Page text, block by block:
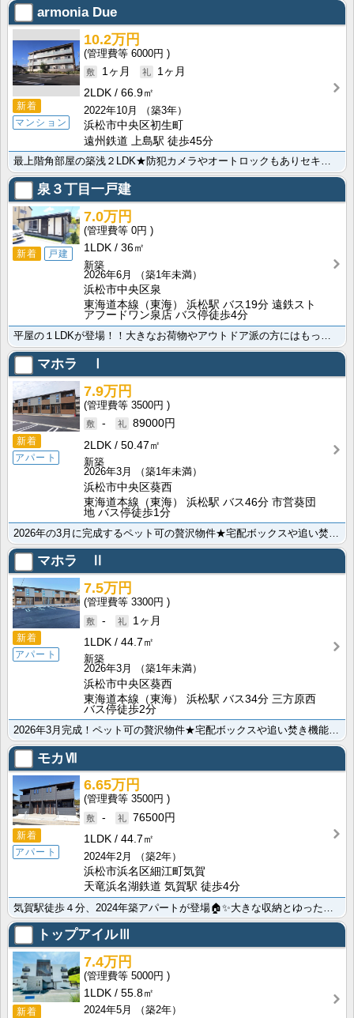
armonia Due
新着
マンション
10.2万円
6000円
1ヶ月
1ヶ月
2LDK
66.9㎡
2022年10月
（築3年）
浜松市中央区初生町
遠州鉄道 上島駅 徒歩45分
最上階角部屋の築浅２LDK★防犯カメラやオートロックもありセキュリティ面も安心。設備充実キレイなお部･･･
泉３丁目一戸建
新着 戸建
7.0万円
0円
1LDK
36㎡
新築
2026年6月
（築1年未満）
浜松市中央区泉
東海道本線（東海） 浜松駅 バス19分 遠鉄スト
アフードワン泉店 バス停徒歩4分
平屋の１LDKが登場！！大きなお荷物やアウトドア派の方にはもってこいのサイズ感と間取り🎵独立した戸･･･
マホラ Ⅰ
新着
アパート
7.9万円
3500円
-
89000円
2LDK
50.47㎡
新築
2026年3月
（築1年未満）
浜松市中央区葵西
東海道本線（東海） 浜松駅 バス46分 市営葵団
地 バス停徒歩1分
マホラ Ⅱ
新着
アパート
7.5万円
3300円
-
1ヶ月
1LDK
44.7㎡
新築
2026年3月
（築1年未満）
浜松市中央区葵西
東海道本線（東海） 浜松駅 バス34分 三方原西
バス停徒歩2分
モカⅦ
新着
アパート
6.65万円
3500円
-
76500円
1LDK
44.7㎡
2024年2月
（築2年）
浜松市浜名区細江町気賀
天竜浜名湖鉄道 気賀駅 徒歩4分
トップアイルⅢ
新着
7.4万円
5000円
1LDK
55.8㎡
2024年5月
（築2年）